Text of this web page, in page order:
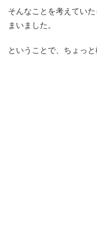
そんなことを考えてい
まいました。
ということで、ちょっ